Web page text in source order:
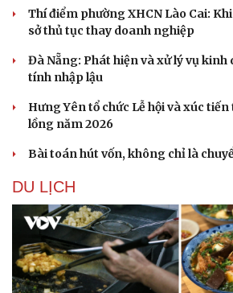
Làm đẹp - giảm cân
Phòng mạch online
Thí điểm phường XHCN Lào Cai:
sở thủ tục thay doanh nghiệp
Đà Nẵng: Phát hiện và xử lý vụ kinh
tính nhập lậu
Hưng Yên tổ chức Lễ hội và xúc
lồng năm 2026
Bài toán hút vốn, không chỉ là
DU LỊCH